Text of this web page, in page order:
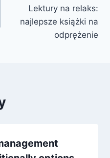
Lektury na relaks:
najlepsze książki na
odprężenie